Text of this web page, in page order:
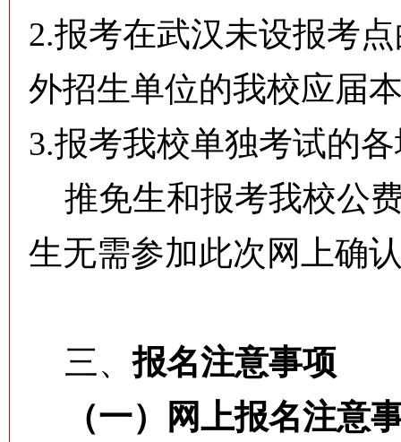
2.报考在武汉未设报考
外招生单位的我校应届
3.报考我校单独考试的
推免生和报考我校公
生无需参加此次网上确
三、报名注意事项
（一）网上报名注意